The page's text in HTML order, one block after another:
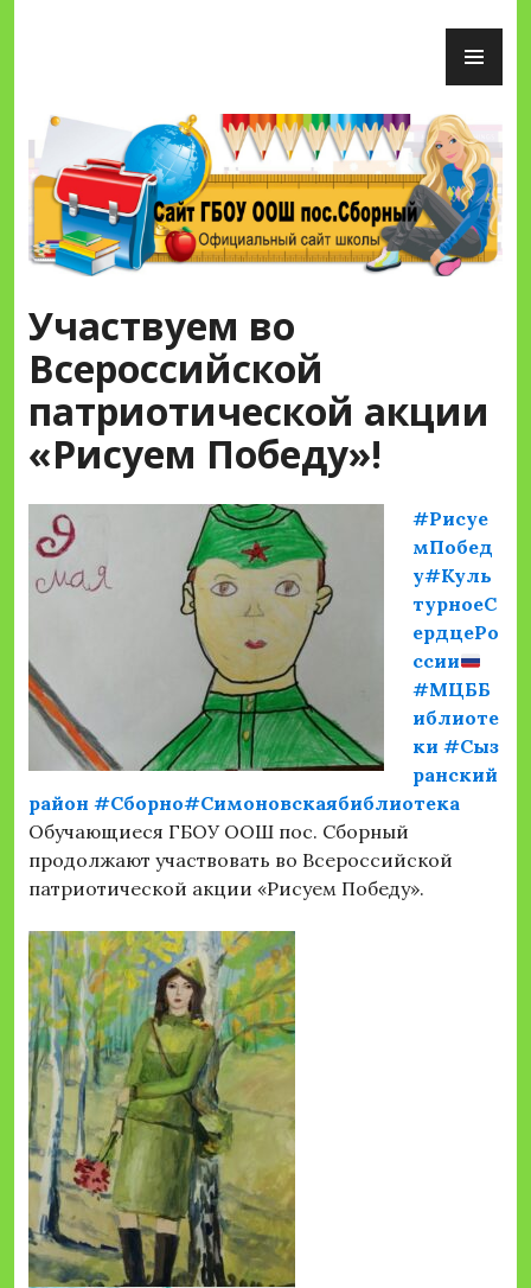
Сайт ГБОУ ООШ пос.Сборный
Участвуем во
Всероссийской
патриотической акции
«Рисуем Победу»!
#Рисуе
мПобед
у#Куль
турноеС
ердцеРо
ссии
#МЦББ
иблиоте
ки #Сыз
ранский
район #Сборно#Симоновскаябиблиотека
Обучающиеся ГБОУ ООШ пос. Сборный
продолжают участвовать во Всероссийской
патриотической акции «Рисуем Победу».